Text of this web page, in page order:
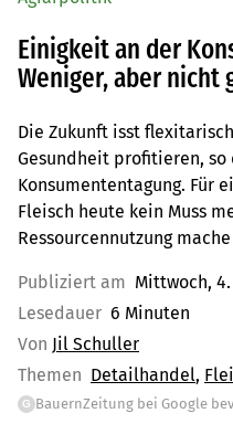
Einigkeit an der
Weniger, aber nicht
Die Zukunft isst
Gesundheit profitieren, so
Konsumententagung. Für
Fleisch heute kein Muss
Ressourcennutzung
Publiziert am Mittwoch,
Lesedauer 6 Minuten
Von Jil Schuller
Themen Detailhandel
G BauernZeitung bei Google